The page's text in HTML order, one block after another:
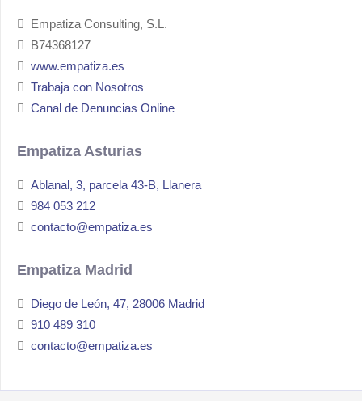
Empatiza Consulting, S.L.
B74368127
www.empatiza.es
Trabaja con Nosotros
Canal de Denuncias Online
Empatiza Asturias
Ablanal, 3, parcela 43-B, Llanera
984 053 212
contacto@empatiza.es
Empatiza Madrid
Diego de León, 47, 28006 Madrid
910 489 310
contacto@empatiza.es